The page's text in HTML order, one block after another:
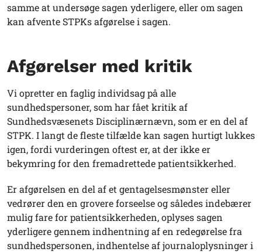
samme at undersøge sagen yderligere, eller om sagen
kan afvente STPKs afgørelse i sagen.
Afgørelser med kritik
Vi opretter en faglig individsag på alle
sundhedspersoner, som har fået kritik af
Sundhedsvæsenets Disciplinærnævn, som er en del af
STPK. I langt de fleste tilfælde kan sagen hurtigt lukkes
igen, fordi vurderingen oftest er, at der ikke er
bekymring for den fremadrettede patientsikkerhed.
Er afgørelsen en del af et gentagelsesmønster eller
vedrører den en grovere forseelse og således indebærer
mulig fare for patientsikkerheden, oplyses sagen
yderligere gennem indhentning af en redegørelse fra
sundhedspersonen, indhentelse af journaloplysninger i